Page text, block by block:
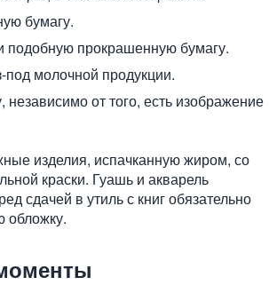
бумагу.
подобную прокрашенную бумагу.
под молочной продукции.
независимо от того, есть изображение
изделия, испачканную жиром, со
краски. Гуашь и акварель
сдачей в утиль с книг обязательно
обложку.